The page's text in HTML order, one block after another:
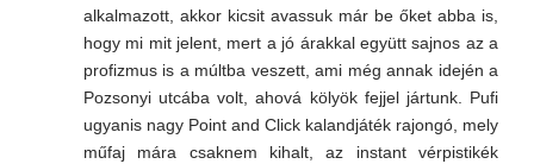
alkalmazott, akkor kicsit avassuk már be őket abba is,
hogy mi mit jelent, mert a jó árakkal együtt sajnos az a
profizmus is a múltba veszett, ami még annak idején a
Pozsonyi utcába volt, ahová kölyök fejjel jártunk. Pufi
ugyanis nagy Point and Click kalandjáték rajongó, mely
műfaj mára csaknem kihalt, az instant vérpistikék